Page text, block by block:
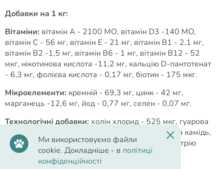
Добавки на 1 кг:
Вітаміни: вітамін А - 2100 МО, вітамін D3 -140 МО,
вітамін С - 56 мг, вітамін Е - 21 мг, вітамін В1 - 2,1 мг,
вітамін В2 -1,5 мг, вітамін В6 - 1 мг, вітамін В12 - 52
мкг, нікотинова кислота -11,2 мг, кальцію D-пантотенат
- 6,3 мг, фолієва кислота - 0,17 мг, біотин - 175 мкг.
Мікроелементи: кремній - 69,3 мг, цинк - 42 мг,
марганець -12,6 мг, йод - 0,77 мг, селен - 0,07 мг.
Технологічні добавки: холін хлорид - 525 мкг, гуарова
камідь, каррагінан, мальтодекстрин, ксантанова камідь,
калій хлористий, кислота аскорбінова, нітрит натрію
(стабілізатор кольору).
Ми використовуємо файли
cookie. Докладніше - в політиці
конфіденційності